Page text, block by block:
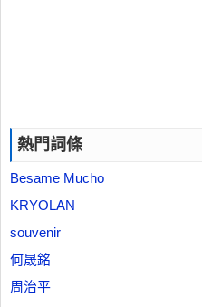
熱門詞條
Besame Mucho
KRYOLAN
souvenir
何晟銘
周治平